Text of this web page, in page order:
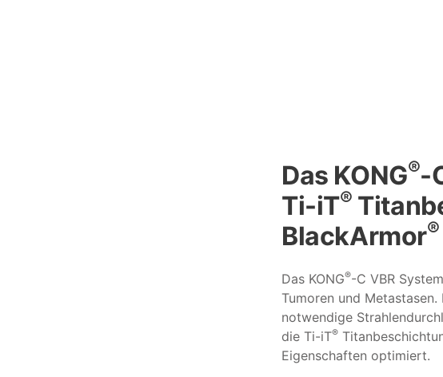
Das KONG®-
Ti-iT®
BlackArmor®
Das KONG®-C VBR
Tumoren und Metastasen.
notwendige
die Ti-iT®
Eigenschaften optimiert.